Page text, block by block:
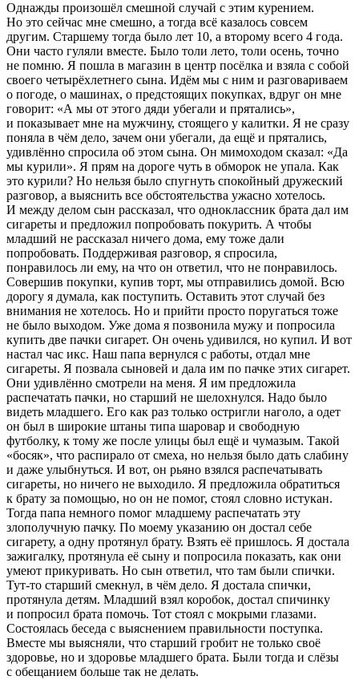
Однажды произошёл смешной случай с этим курением.
Но это сейчас мне смешно, а тогда всё казалось совсем
другим. Старшему тогда было лет 10, а второму всего 4 года.
Они часто гуляли вместе. Было толи лето, толи осень, точно
не помню. Я пошла в магазин в центр посёлка и взяла с собой
своего четырёхлетнего сына. Идём мы с ним и разговариваем
о погоде, о машинах, о предстоящих покупках, вдруг он мне
говорит: «А мы от этого дяди убегали и прятались»,
и показывает мне на мужчину, стоящего у калитки. Я не сразу
поняла в чём дело, зачем они убегали, да ещё и прятались,
удивлённо спросила об этом сына. Он мимоходом сказал: «Да
мы курили». Я прям на дороге чуть в обморок не упала. Как
это курили? Но нельзя было спугнуть спокойный дружеский
разговор, а выяснить все обстоятельства ужасно хотелось.
И между делом сын рассказал, что одноклассник брата дал им
сигареты и предложил попробовать покурить. А чтобы
младший не рассказал ничего дома, ему тоже дали
попробовать. Поддерживая разговор, я спросила,
понравилось ли ему, на что он ответил, что не понравилось.
Совершив покупки, купив торт, мы отправились домой. Всю
дорогу я думала, как поступить. Оставить этот случай без
внимания не хотелось. Но и прийти просто поругаться тоже
не было выходом. Уже дома я позвонила мужу и попросила
купить две пачки сигарет. Он очень удивился, но купил. И вот
настал час икс. Наш папа вернулся с работы, отдал мне
сигареты. Я позвала сыновей и дала им по пачке этих сигарет.
Они удивлённо смотрели на меня. Я им предложила
распечатать пачки, но старший не шелохнулся. Надо было
видеть младшего. Его как раз только остригли наголо, а одет
он был в широкие штаны типа шаровар и свободную
футболку, к тому же после улицы был ещё и чумазым. Такой
«босяк», что распирало от смеха, но нельзя было дать слабину
и даже улыбнуться. И вот, он рьяно взялся распечатывать
сигареты, но ничего не выходило. Я предложила обратиться
к брату за помощью, но он не помог, стоял словно истукан.
Тогда папа немного помог младшему распечатать эту
злополучную пачку. По моему указанию он достал себе
сигарету, а одну протянул брату. Взять её пришлось. Я достала
зажигалку, протянула её сыну и попросила показать, как они
умеют прикуривать. Но сын ответил, что там были спички.
Тут-то старший смекнул, в чём дело. Я достала спички,
протянула детям. Младший взял коробок, достал спичинку
и попросил брата помочь. Тот стоял с мокрыми глазами.
Состоялась беседа с выяснением правильности поступка.
Вместе мы выясняли, что старший гробит не только своё
здоровье, но и здоровье младшего брата. Были тогда и слёзы
с обещанием больше так не делать.